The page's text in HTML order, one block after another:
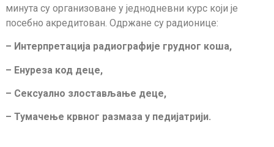
минута су организоване у једнодневни курс који је
посебно акредитован. Одржане су радионице:
– Интерпретација радиографије грудног коша,
– Енуреза код деце,
– Сексуално злостављање деце,
– Тумачење крвног размаза у педијатрији.